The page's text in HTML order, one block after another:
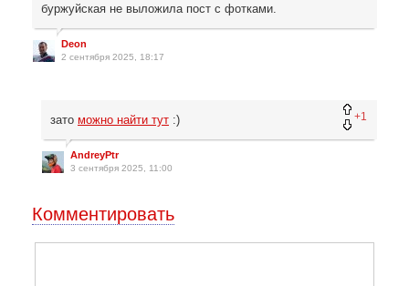
буржуйская не выложила пост с фотками.
Deon
2 сентября 2025, 18:17
+1
зато можно найти тут :)
AndreyPtr
3 сентября 2025, 11:00
Комментировать